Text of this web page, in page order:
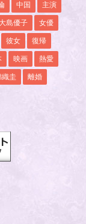
中国 主演
大島優子 女優
彼女 復帰
映画 熱愛
織圭 離婚